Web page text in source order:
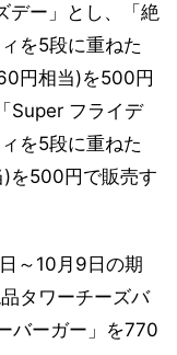
デー」とし、「絶
を5段に重ねた
円相当)を500円
Super フライデ
を5段に重ねた
)を500円で販売す
～10月9日の期
タワーチーズバ
バーガー」を770